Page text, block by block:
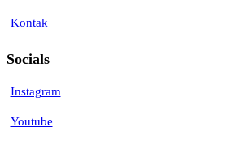
Kontak
Socials
Instagram
Youtube